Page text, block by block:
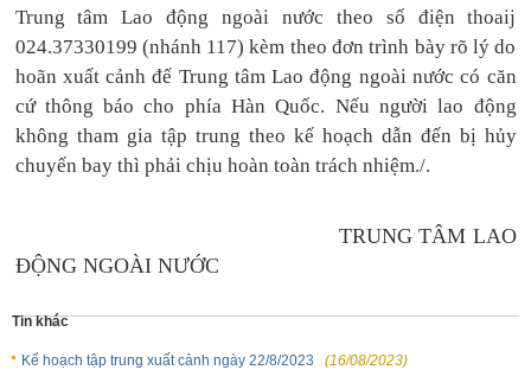
Trung tâm Lao động ngoài nước theo số điện thoaij
024.37330199 (nhánh 117) kèm theo đơn trình bày rõ lý do
hoãn xuất cảnh để Trung tâm Lao động ngoài nước có căn
cứ thông báo cho phía Hàn Quốc. Nếu người lao động
không tham gia tập trung theo kế hoạch dẫn đến bị hủy
chuyến bay thì phải chịu hoàn toàn trách nhiệm./.
TRUNG TÂM LAO
ĐỘNG NGOÀI NƯỚC
Tin khác
Kế hoạch tập trung xuất cảnh ngày 22/8/2023
(16/08/2023)